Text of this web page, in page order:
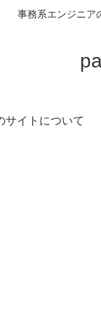
事務系エンジニア
サイトについて